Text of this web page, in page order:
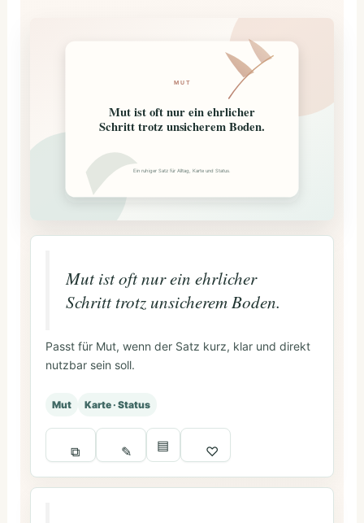
MUT
Mut ist oft nur ein ehrlicher
Schritt trotz unsicherem Boden.
Ein ruhiger Satz für Alltag, Karte und Status.
Mut ist oft nur ein ehrlicher
Schritt trotz unsicherem Boden.
Passt für Mut, wenn der Satz kurz, klar und direkt
nutzbar sein soll.
Mut Karte · Status
⧉ ✎ ▤ ♡